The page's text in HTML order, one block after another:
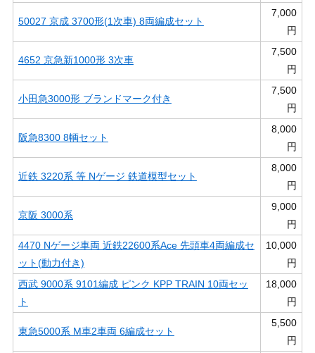
50027 京成 3700形(1次車) 8両編成セット
7,000
円
4652 京急新1000形 3次車
7,500
円
小田急3000形 ブランドマーク付き
7,500
円
阪急8300 8輌セット
8,000
円
近鉄 3220系 等 Nゲージ 鉄道模型セット
8,000
円
京阪 3000系
9,000
円
4470 Nゲージ車両 近鉄22600系Ace 先頭車4両編成セ
ット(動力付き)
10,000
円
西武 9000系 9101編成 ピンク KPP TRAIN 10両セッ
ト
18,000
円
東急5000系 M車2車両 6編成セット
5,500
円